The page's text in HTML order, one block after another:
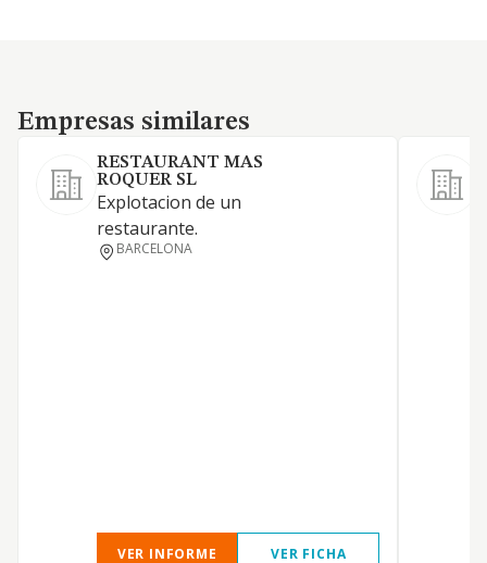
Empresas similares
Empresas similares
RESTAURANT MAS
ROQUER SL
Explotacion de un
restaurante.
BARCELONA
VER INFORME VER FICHA